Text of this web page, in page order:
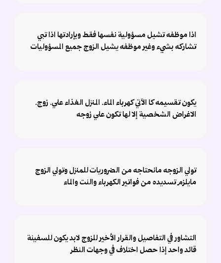
اذا موظفه تشيل مسؤولية نفسها فقط وبإرادتها اذا تبي
تشاركه بشيء وغير موظفه يشيل الزوج جميع المسؤوليات
يكون تقسيمه كا الآتي كهرباء الماء. المنزل الغذاء علي. زوج.
الاغراض الشخصية إلا لها تكون علي زوجه
تولي الزوجه مانحتاجه من الضروريات للمنزل وتولي الزوج
مايلزم تسديده من فواتير الكهرباء والنت والماء
التشاور في التفاصيل والقرار الأخير للزوج لابد يكون للسفينة
قائد واحد إذا حصل اختلاف في وجهات النظر